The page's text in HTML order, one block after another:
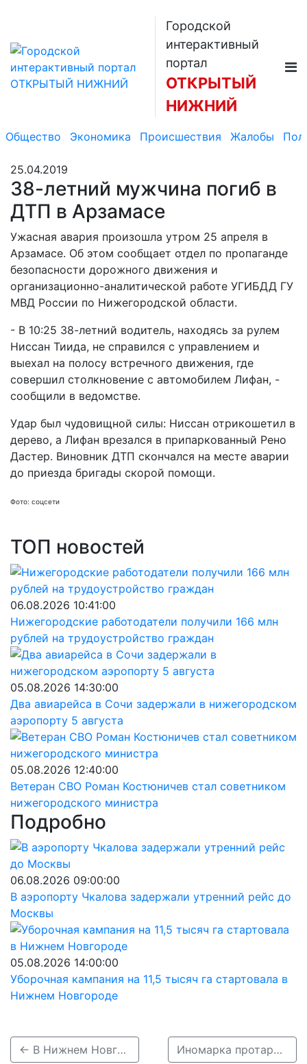
Городской
интерактивный
портал
ОТКРЫТЫЙ
НИЖНИЙ
Общество Экономика Происшествия Жалобы
25.04.2019
38-летний мужчина погиб в
ДТП в Арзамасе
Ужасная авария произошла утром 25 апреля в
Арзамасе. Об этом сообщает отдел по пропаганде
безопасности дорожного движения и
организационно-аналитической работе УГИБДД ГУ
МВД России по Нижегородской области.
- В 10:25 38-летний водитель, находясь за рулем
Ниссан Тиида, не справился с управлением и
выехал на полосу встречного движения, где
совершил столкновение с автомобилем Лифан, -
сообщили в ведомстве.
Удар был чудовищной силы: Ниссан отрикошетил в
дерево, а Лифан врезался в припаркованный Рено
Дастер. Виновник ДТП скончался на месте аварии
до приезда бригады скорой помощи.
Фото: соцсети
ТОП новостей
06.08.2026 10:41:00
Нижегородские работодатели получили 166 млн
рублей на трудоустройство граждан
05.08.2026 14:30:00
Два авиарейса в Сочи задержали в нижегородском
аэропорту 5 августа
05.08.2026 12:40:00
Ветеран СВО Роман Костюничев стал советником
нижегородского министра
Подробно
06.08.2026 09:00:00
В аэропорту Чкалова задержали утренний рейс до
Москвы
05.08.2026 14:00:00
Уборочная кампания на 11,5 тысяч га стартовала в
Нижнем Новгороде
← В Нижнем Новгороде водитель, убегая от погони, спрятался от ГИБДД в багажнике своей машины Иномарка протаранила микроавтобус и маршрутку на Зеленском съезде →